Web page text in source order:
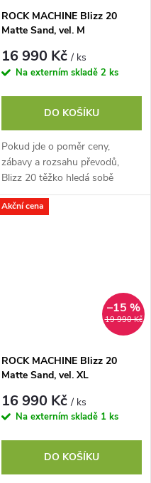
ROCK MACHINE Blizz 20
Matte Sand, vel. M
16 990 Kč/ ks
Na externím skladě 2 ks
DO KOŠÍKU
Pokud jde o poměr ceny,
zábavy a rozsahu převodů,
Blizz 20 těžko hledá sobě
rovného soupeře. Shimano
CUES se dvěma převodníky,
Akční cena
19 990 Kč
–15 %
ROCK MACHINE Blizz 20
Matte Sand, vel. XL
16 990 Kč/ ks
Na externím skladě 1 ks
DO KOŠÍKU